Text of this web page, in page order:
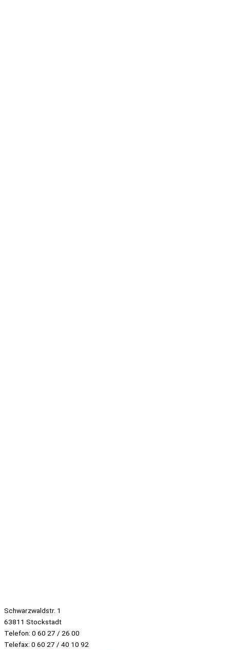
Schwarzwaldstr. 1
63811 Stockstadt
Telefon: 0 60 27 / 26 00
Telefax: 0 60 27 / 40 10 92